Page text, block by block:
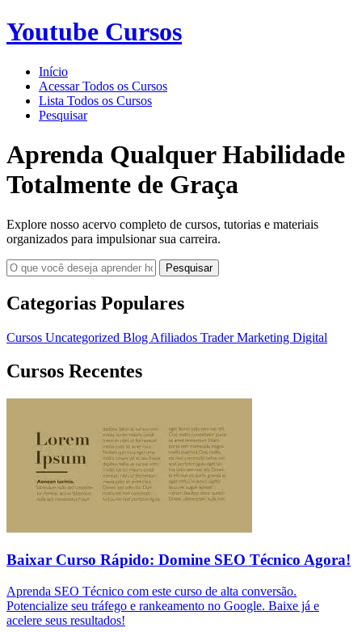
Youtube Cursos
Início
Acessar Todos os Cursos
Lista Todos os Cursos
Pesquisar
Aprenda Qualquer Habilidade
Totalmente de Graça
Explore nosso acervo completo de cursos, tutorias e materiais
organizados para impulsionar sua carreira.
Pesquisar
Categorias Populares
Cursos Uncategorized Blog Afiliados TraderMarketing Digital
Cursos Recentes
Baixar Curso Rápido: Domine SEO Técnico Agora!
Aprenda SEO Técnico com este curso de alta conversão.
Potencialize seu tráfego e rankeamento no Google. Baixe já e
acelere seus resultados!